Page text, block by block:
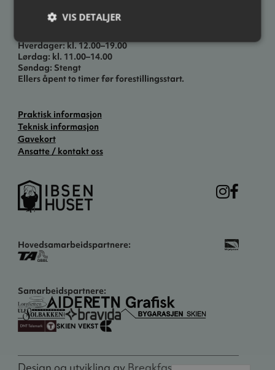
Hverdager: kl. 12.00–19.00
Lørdag: kl. 11.00–14.00
Søndag: Stengt
Ellers åpent to timer før forestillingsstart.
Praktisk informasjon
Teknisk informasjon
Gavekort
Ansatte / kontakt oss
Hovedsamarbeidspartnere:
Samarbeidspartnere:
Design og utvikling av Breakfast
VIS DETALJER